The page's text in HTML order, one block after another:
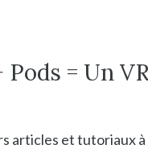
Pods = Un
articles et tutoriaux